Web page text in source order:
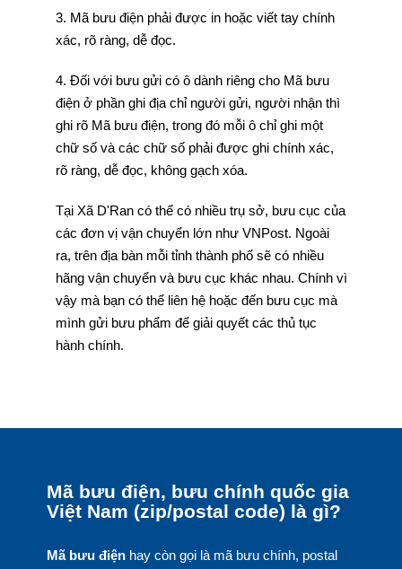
3. Mã bưu điện phải được in hoặc viết tay chính
xác, rõ ràng, dễ đọc.
4. Đối với bưu gửi có ô dành riêng cho Mã bưu
điện ở phần ghi địa chỉ người gửi, người nhận thì
ghi rõ Mã bưu điện, trong đó mỗi ô chỉ ghi một
chữ số và các chữ số phải được ghi chính xác,
rõ ràng, dễ đọc, không gạch xóa.
Tại Xã D'Ran có thể có nhiều trụ sở, bưu cục của
các đơn vị vận chuyển lớn như VNPost. Ngoài
ra, trên địa bàn mỗi tỉnh thành phố sẽ có nhiều
hãng vận chuyển và bưu cục khác nhau. Chính vì
vậy mà bạn có thể liên hệ hoặc đến bưu cục mà
mình gửi bưu phẩm để giải quyết các thủ tục
hành chính.
Mã bưu điện, bưu chính quốc gia
Việt Nam (zip/postal code) là gì?
Mã bưu điệnhay còn gọi là mã bưu chính, postal